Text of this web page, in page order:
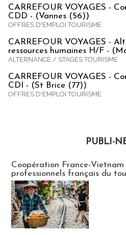
CARREFOUR VOYAGES -
CDD - (Vannes (56))
OFFRES D'EMPLOI TOURISME
CARREFOUR VOYAGES -
ressources humaines H/F -
ALTERNANCE / STAGES TOURISME
CARREFOUR VOYAGES -
CDI - (St Brice (77))
OFFRES D'EMPLOI TOURISME
PUBLI-
Coopération France-
professionnels français du